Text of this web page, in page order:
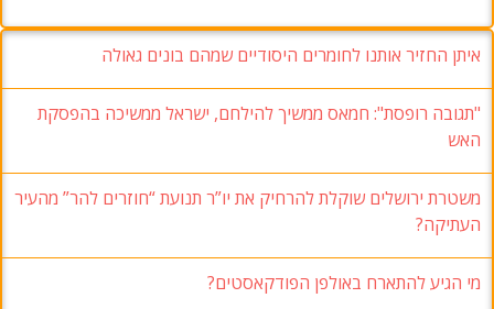
איתן החזיר אותנו לחומרים היסודיים שמהם בונים גאולה
"תגובה רופסת": חמאס ממשיך להילחם, ישראל ממשיכה בהפסקת
האש
משטרת ירושלים שוקלת להרחיק את יו”ר תנועת “חוזרים להר” מהעיר
העתיקה?
מי הגיע להתארח באולפן הפודקאסטים?